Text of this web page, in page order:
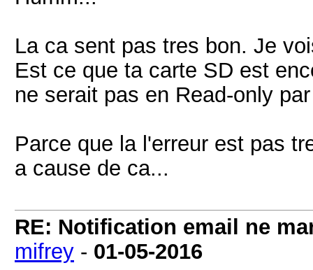
La ca sent pas tres bon. Je
Est ce que ta carte SD est
ne serait pas en Read-only
Parce que la l'erreur est pas
a cause de ca...
RE: Notification email ne
mifrey - 01-05-2016